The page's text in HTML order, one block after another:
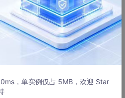
，单实例仅占 5MB，欢迎 Star